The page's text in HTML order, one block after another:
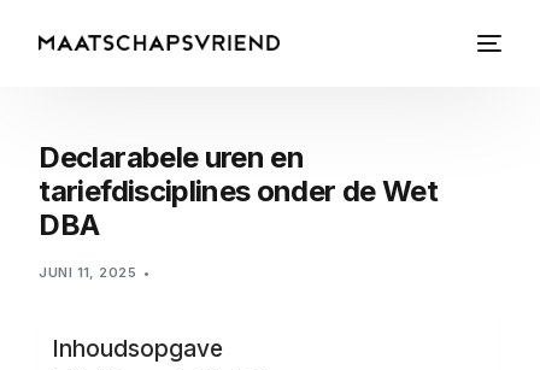
Declarabele uren en
tariefdisciplines onder de Wet
DBA
JUNI 11, 2025
Inhoudsopgave